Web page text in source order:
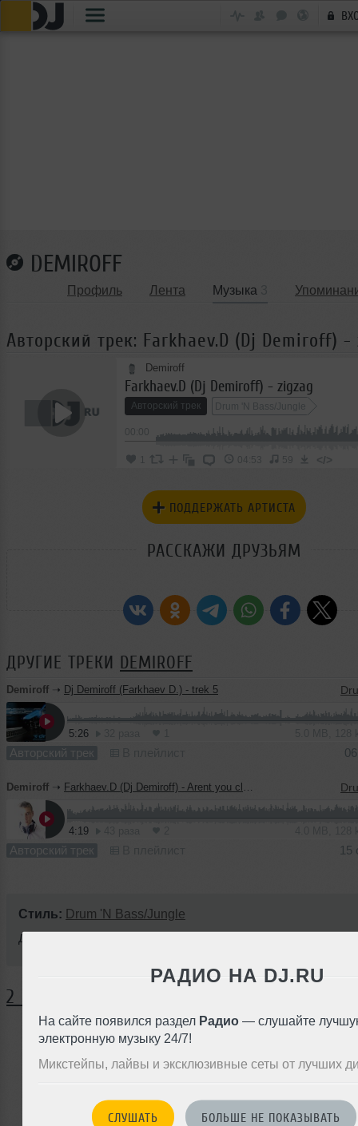
РАДИО НА DJ.RU
На сайте появился раздел Радио — слушайте
электронную музыку 24/7!
Микстейпы, лайвы и эксклюзивные сеты от лучших
СЛУШАТЬ БОЛЬШЕ НЕ ПОКАЗЫВАТЬ
DEMIROFF
Профиль Лента Музыка
Авторский трек: Farkhaev.D (Dj Demiroff) -
Demiroff
Farkhaev.D (Dj Demiroff) - zigzag
Авторский трек Drum 'N Bass/Jungle
04:53 59 </>
ПОДДЕРЖАТЬ АРТИСТА
РАССКАЖИ ДРУЗЬЯМ
ДРУГИЕ ТРЕКИ DEMIROFF
Demiroff ➝ Dj Demiroff (Farkhaev D.) - trek 5
5:26
Авторский трек
Demiroff ➝ Farkhaev.D (Dj Demiroff) - Arent you clever
4:19
Авторский трек 15
Стиль: Drum 'N Bass/Jungle
Добавлен: 15 октября 2009, 20:11
2 КОММЕНТАРИЯ
ЗАРЕГИСТРИРУЙТЕСЬ
войдите на сайт
чтобы оставить комментарий